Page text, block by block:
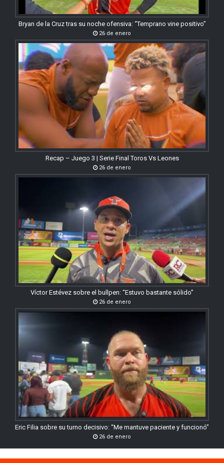
Bryan de la Cruz tras su noche ofensiva: “Temprano vine positivo”
26 de enero
Recap – Juego 3 | Serie Final Toros Vs Leones
26 de enero
Víctor Estévez sobre el bullpen: “Estuvo bastante sólido”
26 de enero
Eric Filia sobre su turno decisivo: “Me mantuve paciente y funcionó”
26 de enero